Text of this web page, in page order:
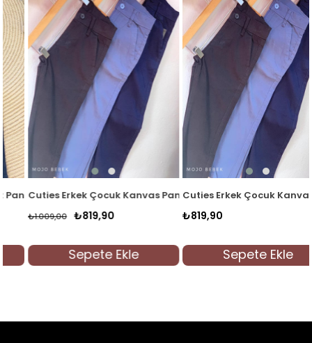
19057 Siyah
Cuties Erkek Çocuk Kanvas Pantolon 0295 Lacivert
₺819,90
₺1.009,00
Sepete Ekle
Cuties Erkek Çocuk Kanvas
₺819,90
Sepete Ekle